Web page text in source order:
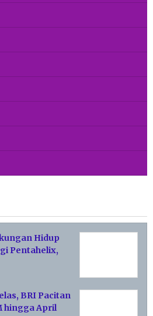
Hidup
Pentahelix,
BRI Pacitan
hingga April